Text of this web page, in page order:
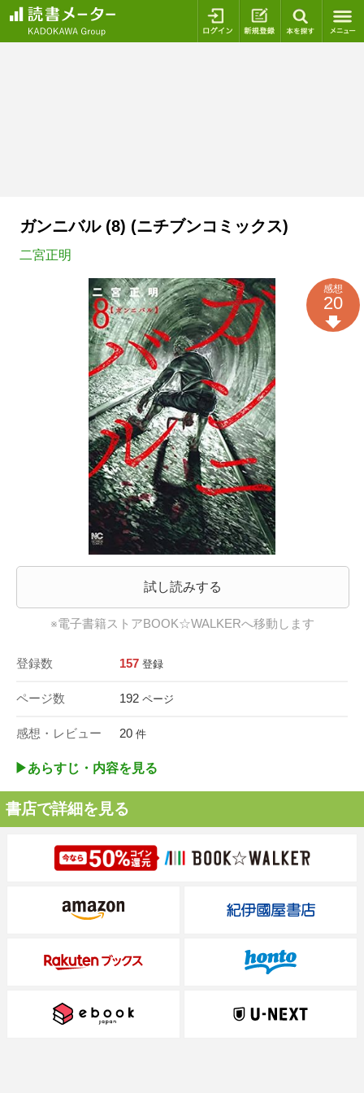
ログイン 新規登録
ガンニバル (8) (ニチブンコミックス)
二宮正明
試し読みする
※電子書籍ストアBOOK☆WALKERへ移動します
登録数 157 登録
ページ数 192 ページ
感想・レビュー 20 件
感想
20
▶︎あらすじ・内容を見る
書店で詳細を見る